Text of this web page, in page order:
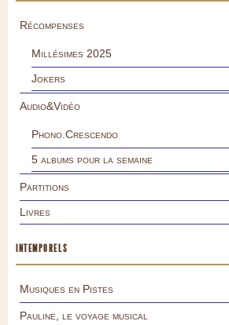
Récompenses
Millésimes 2025
Jokers
Audio&Vidéo
Phono.Crescendo
5 albums pour la semaine
Partitions
Livres
INTEMPORELS
Musiques en Pistes
Pauline, le voyage musical